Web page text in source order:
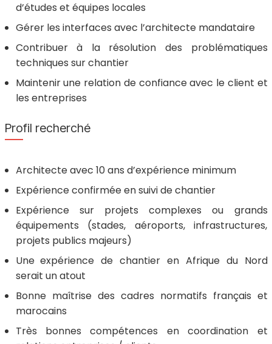
d’études et équipes locales
Gérer les interfaces avec l’architecte mandataire
Contribuer à la résolution des problématiques
techniques sur chantier
Maintenir une relation de confiance avec le client et
les entreprises
Profil recherché
Architecte avec 10 ans d’expérience minimum
Expérience confirmée en suivi de chantier
Expérience sur projets complexes ou grands
équipements (stades, aéroports, infrastructures,
projets publics majeurs)
Une expérience de chantier en Afrique du Nord
serait un atout
Bonne maîtrise des cadres normatifs français et
marocains
Très bonnes compétences en coordination et